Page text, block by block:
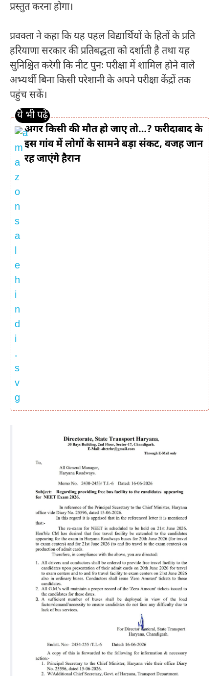
प्रस्तुत करना होगा।
प्रवक्ता ने कहा कि यह पहल विद्यार्थियों के हितों के प्रति
हरियाणा सरकार की प्रतिबद्धता को दर्शाती है तथा यह
सुनिश्चित करेगी कि नीट पुनः परीक्षा में शामिल होने वाले
अभ्यर्थी बिना किसी परेशानी के अपने परीक्षा केंद्रों तक
पहुंच सकें।
अगर किसी की मौत हो जाए तो…? फरीदाबाद के
इस गांव में लोगों के सामने बड़ा संकट, वजह जान
रह जाएंगे हैरान